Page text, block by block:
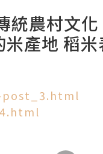
統農村文
產地 稻